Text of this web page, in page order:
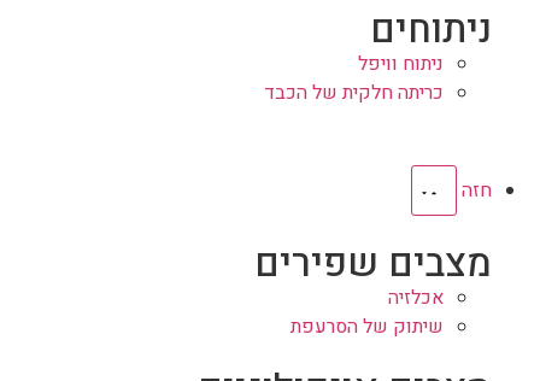
ניתוחים
ניתוח וויפל
כריתה חלקית של הכבד
חזה
מצבים שפירים
אכלזיה
שיתוק של הסרעפת